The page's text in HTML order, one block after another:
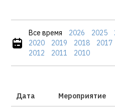
Все время 2026 2025
2020
2019 2018 2017
2012
2011 2010
Дата Мероприятие